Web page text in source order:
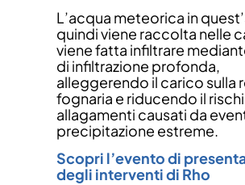
L’acqua meteorica in
quindi viene raccolta nelle
viene fatta infiltrare
di infiltrazione profonda,
alleggerendo il carico sulla
fognaria e riducendo il
allagamenti causati da
precipitazione estreme.
Scopri l’evento di
degli interventi di Rho